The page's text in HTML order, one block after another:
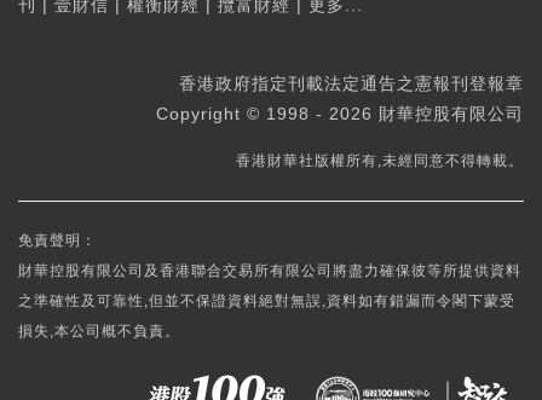
刊
| 壹財信 | 權衡財經 | 攬富財經 | 更多...
香港政府指定刊載法定通告之憲報刊登報章
Copyright © 1998 - 2026 財華控股有限公司
香港財華社版權所有,未經同意不得轉載。
免責聲明：
財華控股有限公司及香港聯合交易所有限公司將盡力確保彼等所提供資料
之準確性及可靠性,但並不保證資料絕對無誤,資料如有錯漏而令閣下蒙受
損失,本公司概不負責。